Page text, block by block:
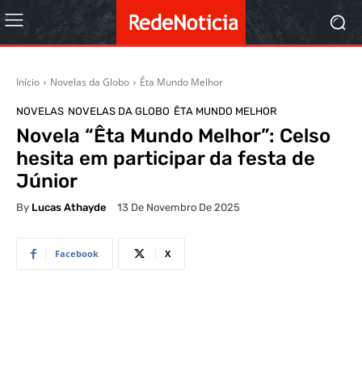
Início Novelas da Globo Êta Mundo Melhor
NOVELAS NOVELAS DA GLOBO ÊTA MUNDO MELHOR
Novela “Êta Mundo Melhor”: Celso
hesita em participar da festa de
Júnior
By Lucas Athayde 13 De Novembro De 2025
Facebook X